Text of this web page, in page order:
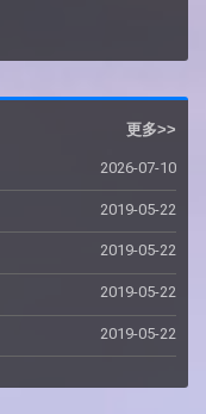
更多>>
2026-07-10
2019-05-22
2019-05-22
2019-05-22
2019-05-22